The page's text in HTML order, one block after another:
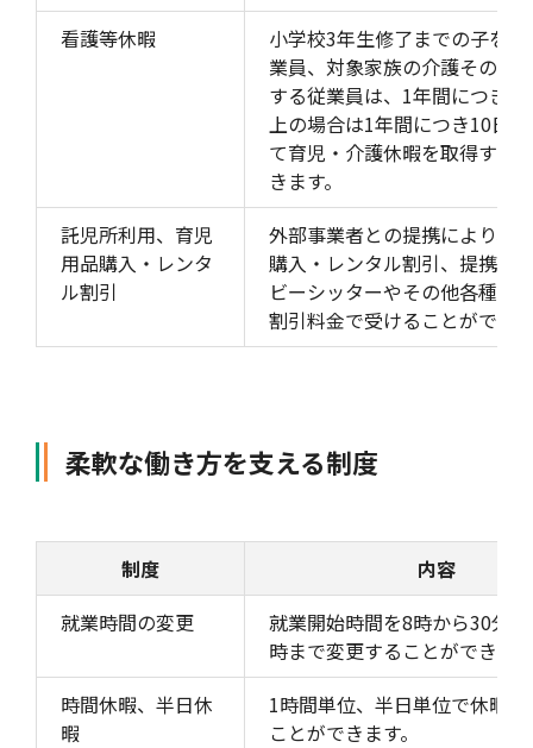
看護等休暇
小学校3年生修了までの子を
業員、対象家族の介護その他
する従業員は、1年間につき5
上の場合は1年間につき10日
て育児・介護休暇を取得する
きます。
託児所利用、育児
用品購入・レンタ
ル割引
外部事業者との提携により、
購入・レンタル割引、提携託
ビーシッターやその他各種サ
割引料金で受けることができ
柔軟な働き方を支える制度
制度
内容
就業時間の変更
就業開始時間を8時から30分
時まで変更することができま
時間休暇、半日休
暇
1時間単位、半日単位で休暇
ことができます。